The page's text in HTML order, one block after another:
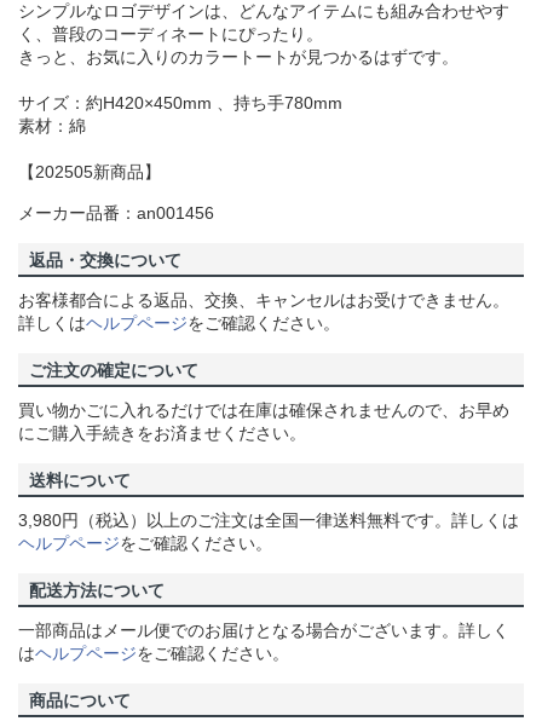
シンプルなロゴデザインは、どんなアイテムにも組み合わせやす
く、普段のコーディネートにぴったり。
きっと、お気に入りのカラートートが見つかるはずです。
サイズ：約H420×450mm 、持ち手780mm
素材：綿
【202505新商品】
メーカー品番：an001456
返品・交換について
お客様都合による返品、交換、キャンセルはお受けできません。
詳しくはヘルプページをご確認ください。
ご注文の確定について
買い物かごに入れるだけでは在庫は確保されませんので、お早め
にご購入手続きをお済ませください。
送料について
3,980円（税込）以上のご注文は全国一律送料無料です。詳しくは
ヘルプページをご確認ください。
配送方法について
一部商品はメール便でのお届けとなる場合がございます。詳しく
はヘルプページをご確認ください。
商品について